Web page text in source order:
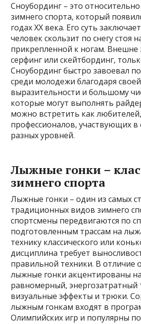
Сноубординг – это
зимнего спорта, который
годах XX века. Его суть
человек скользит по снегу стоя
прикрепленной к ногам. Внешне
серфинг или скейтбординг,
Сноубординг быстро завоевал
среди молодежи благодаря
выразительности и большому
которые могут выполнять
можно встретить как
профессионалов, участвующих в
разных уровней.
Лыжные гонки –
зимнего спорта
Лыжные гонки – один из самых
традиционных видов зимнего
спортсмены передвигаются по
подготовленным трассам на
технику классического или
дисциплина требует
правильной техники. В отличие
лыжные гонки акцентированы
равномерный, энергозатратный
визуальные эффекты и трюки.
лыжным гонкам входят в
Олимпийских игр и популярны